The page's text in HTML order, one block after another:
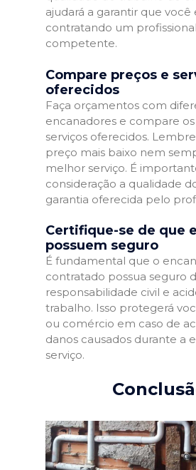
ajudará a garantir que você
contratando um
competente.
Compare preços e
oferecidos
Faça orçamentos com
encanadores e compare
serviços oferecidos.
preço mais baixo nem
melhor serviço. É
consideração a qualidade
garantia oferecida pelo
Certifique-se de que
possuem seguro
É fundamental que o
contratado possua seguro
responsabilidade civil e
trabalho. Isso protegerá
ou comércio em caso de
danos causados durante a
serviço.